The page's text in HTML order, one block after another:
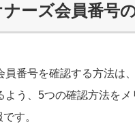
ーズ会員番号
番号を確認する方法は
う、5つの確認方法を
す。